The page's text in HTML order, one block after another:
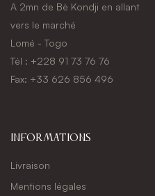
A 2mn de Bè Kondji en allant
vers le marché
Lomé - Togo
Tél : +228 91 73 76 76
Fax: +33 626 856 496
Informations
Livraison
Mentions légales